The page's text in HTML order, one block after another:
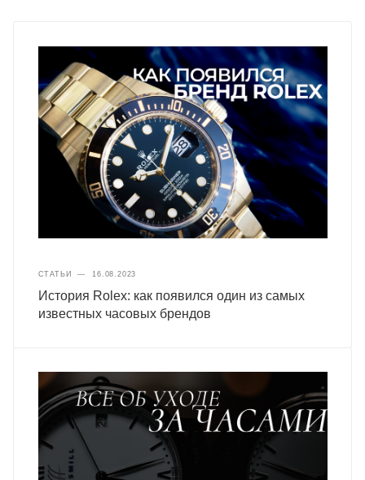
СТАТЬИ — 16.08.2023
История Rolex: как появился один из самых
известных часовых брендов